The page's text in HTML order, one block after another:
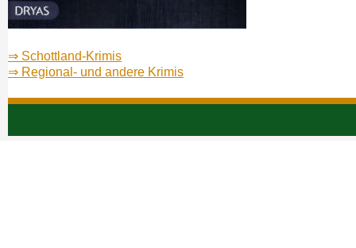
⇒ Schottland-Krimis
⇒ Regional- und andere Krimis